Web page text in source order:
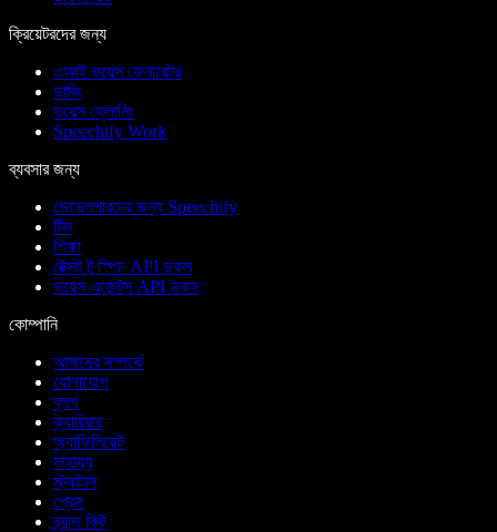
ক্রিয়েটরদের জন্য
এআই ভয়েস জেনারেটর
ডাবিং
ভয়েস ক্লোনিং
Speechify Work
ব্যবসার জন্য
ডেভেলপারদের জন্য Speechify
টিম
শিক্ষা
টেক্সট টু স্পিচ API ডকস
ভয়েস এজেন্টস API ডকস
কোম্পানি
আমাদের সম্পর্কে
যোগাযোগ
ব্লগ
ক্যারিয়ার
অ্যাফিলিয়েট
সাহায্য
স্ট্যাটাস
প্রেস
ব্র্যান্ড কিট